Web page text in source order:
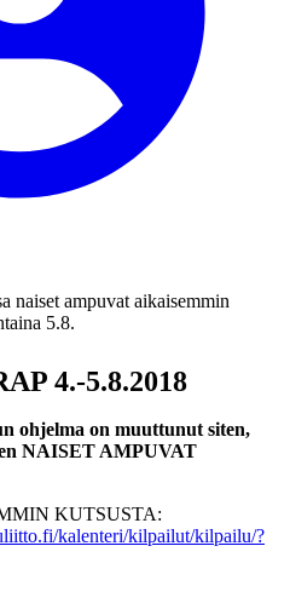
naiset ampuvat aikaisemmin
5.8.
4.-5.8.2018
ohjelma on muuttunut siten,
NAISET AMPUVAT
KUTSUSTA:
kalenteri/kilpailut/kilpailu/?